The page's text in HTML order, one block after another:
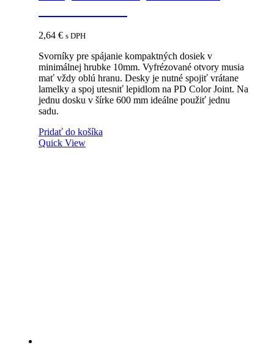
2,64 € s DPH
Svorníky pre spájanie kompaktných dosiek v
minimálnej hrubke 10mm. Vyfrézované otvory musia
mať vždy oblú hranu. Desky je nutné spojiť vrátane
lamelky a spoj utesniť lepidlom na PD Color Joint. Na
jednu dosku v šírke 600 mm ideálne použiť jednu
sadu.
Pridať do košíka
Quick View